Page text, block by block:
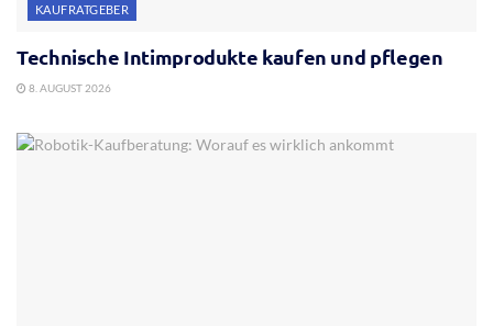
KAUFRATGEBER
Technische Intimprodukte kaufen und pflegen
8. AUGUST 2026